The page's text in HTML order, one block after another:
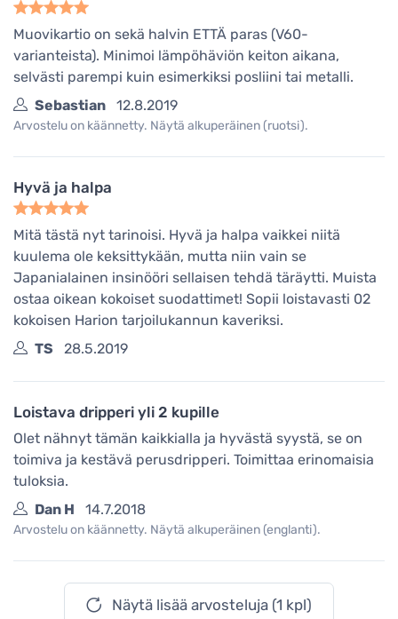
Muovikartio on sekä halvin ETTÄ paras (V60-
varianteista). Minimoi lämpöhäviön keiton aikana,
selvästi parempi kuin esimerkiksi posliini tai metalli.
Sebastian
12.8.2019
Arvostelu on käännetty. Näytä alkuperäinen (ruotsi).
Hyvä ja halpa
Mitä tästä nyt tarinoisi. Hyvä ja halpa vaikkei niitä
kuulema ole keksittykään, mutta niin vain se
Japanialainen insinööri sellaisen tehdä täräytti. Muista
ostaa oikean kokoiset suodattimet! Sopii loistavasti 02
kokoisen Harion tarjoilukannun kaveriksi.
TS
28.5.2019
Loistava dripperi yli 2 kupille
Olet nähnyt tämän kaikkialla ja hyvästä syystä, se on
toimiva ja kestävä perusdripperi. Toimittaa erinomaisia
tuloksia.
Dan H
14.7.2018
Arvostelu on käännetty. Näytä alkuperäinen (englanti).
Näytä lisää arvosteluja (1 kpl)